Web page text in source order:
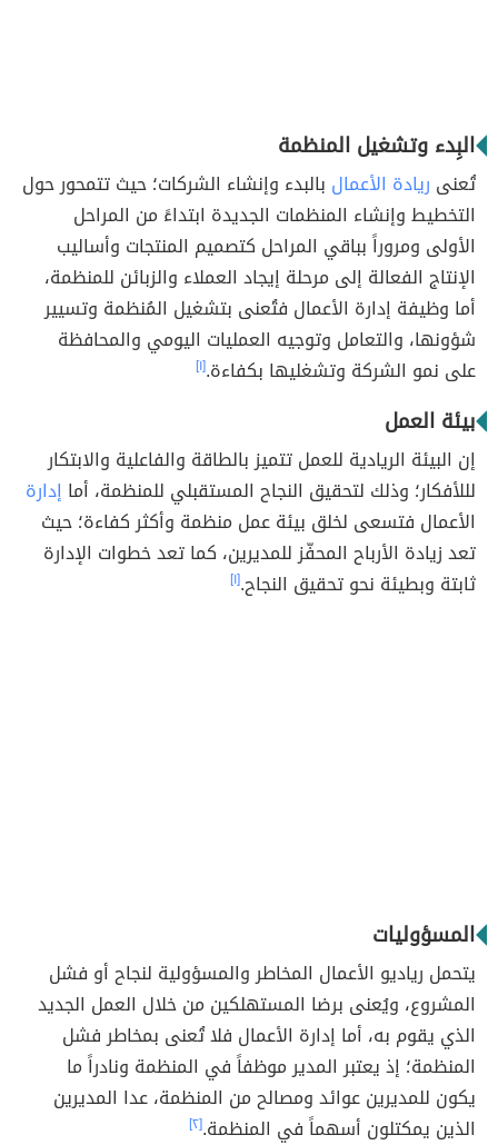
البِدء وتشغيل المنظمة
تُعنى ريادة الأعمال بالبدء وإنشاء الشركات؛ حيث تتمحور حول
التخطيط وإنشاء المنظمات الجديدة ابتداءً من المراحل
الأولى ومروراً بباقي المراحل كتصميم المنتجات وأساليب
الإنتاج الفعالة إلى مرحلة إيجاد العملاء والزبائن للمنظمة،
أما وظيفة إدارة الأعمال فتُعنى بتشغيل المُنظمة وتسيير
شؤونها، والتعامل وتوجيه العمليات اليومي والمحافظة
على نمو الشركة وتشغليها بكفاءة.[١]
بيئة العمل
إن البيئة الريادية للعمل تتميز بالطاقة والفاعلية والابتكار
لللأفكار؛ وذلك لتحقيق النجاح المستقبلي للمنظمة، أما إدارة
الأعمال فتسعى لخلق بيئة عمل منظمة وأكثر كفاءة؛ حيث
تعد زيادة الأرباح المحفّز للمديرين، كما تعد خطوات الإدارة
ثابتة وبطيئة نحو تحقيق النجاح.[١]
المسؤوليات
يتحمل رياديو الأعمال المخاطر والمسؤولية لنجاح أو فشل
المشروع، ويُعنى برضا المستهلكين من خلال العمل الجديد
الذي يقوم به، أما إدارة الأعمال فلا تُعنى بمخاطر فشل
المنظمة؛ إذ يعتبر المدير موظفاً في المنظمة ونادراً ما
يكون للمديرين عوائد ومصالح من المنظمة، عدا المديرين
الذين يمكتلون أسهماً في المنظمة.[٢]